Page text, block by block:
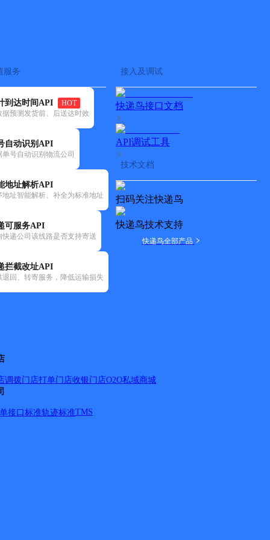
服务
到达时间API
HOT
据预测发货前、后送达时效
自动识别API
单号自动识别物流公司
地址解析API
地址智能解析、补全为标准地址
可服务API
快递公司该线路是否支持寄送
拦截改址API
退回、转寄服务，降低运输损失
接入及调试
快递鸟接口文档
API调试工具
技术文档
扫码关注快递鸟
快递鸟技术支持
快递鸟全部产品
调拨门店打单门店收银门店O2O私域商城
接口标准轨迹标准TMS